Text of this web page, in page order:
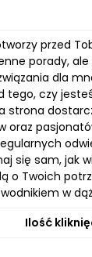
przed
porady,
dla
tego, czy
strona
oraz
się sam, jak
o Twoich
w
Ilość